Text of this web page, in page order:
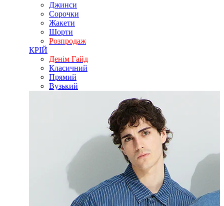
Джинси
Сорочки
Жакети
Шорти
Розпродаж
КРІЙ
Денім Гайд
Класичний
Прямий
Вузький